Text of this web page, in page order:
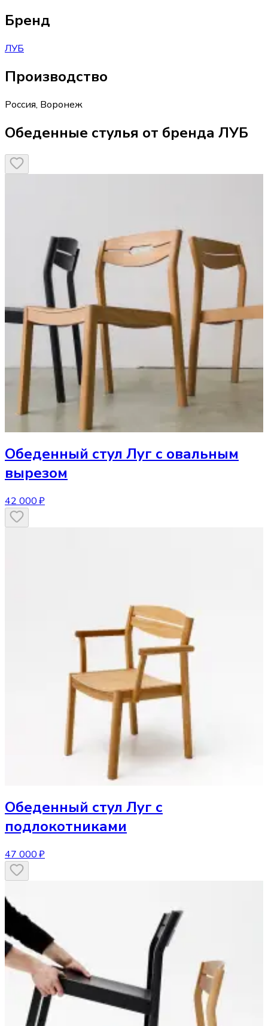
Бренд
ЛУБ
Производство
Россия, Воронеж
Обеденные стулья от бренда ЛУБ
Обеденный стул Луг с овальным
вырезом
42 000 ₽
Обеденный стул Луг с
подлокотниками
47 000 ₽